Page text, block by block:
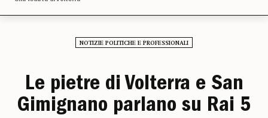
NOTIZIE POLITICHE E PROFESSIONALI
Le pietre di Volterra e San
Gimignano parlano su Rai 5